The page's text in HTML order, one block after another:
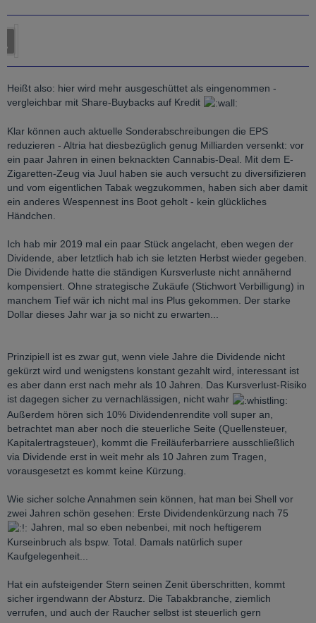
Heißt also: hier wird mehr ausgeschüttet als eingenommen -
vergleichbar mit Share-Buybacks auf Kredit
Klar können auch aktuelle Sonderabschreibungen die EPS
reduzieren - Altria hat diesbezüglich genug Milliarden versenkt: vor
ein paar Jahren in einen beknackten Cannabis-Deal. Mit dem E-
Zigaretten-Zeug via Juul haben sie auch versucht zu diversifizieren
und vom eigentlichen Tabak wegzukommen, haben sich aber damit
ein anderes Wespennest ins Boot geholt - kein glückliches
Händchen.
Ich hab mir 2019 mal ein paar Stück angelacht, eben wegen der
Dividende, aber letztlich hab ich sie letzten Herbst wieder gegeben.
Die Dividende hatte die ständigen Kursverluste nicht annähernd
kompensiert. Ohne strategische Zukäufe (Stichwort Verbilligung) in
manchem Tief wär ich nicht mal ins Plus gekommen. Der starke
Dollar dieses Jahr war ja so nicht zu erwarten...
Prinzipiell ist es zwar gut, wenn viele Jahre die Dividende nicht
gekürzt wird und wenigstens konstant gezahlt wird, interessant ist
es aber dann erst nach mehr als 10 Jahren. Das Kursverlust-Risiko
ist dagegen sicher zu vernachlässigen, nicht wahr
Außerdem hören sich 10% Dividendenrendite voll super an,
betrachtet man aber noch die steuerliche Seite (Quellensteuer,
Kapitalertragsteuer), kommt die Freiläuferbarriere ausschließlich
via Dividende erst in weit mehr als 10 Jahren zum Tragen,
vorausgesetzt es kommt keine Kürzung.
Wie sicher solche Annahmen sein können, hat man bei Shell vor
zwei Jahren schön gesehen: Erste Dividendenkürzung nach 75
Jahren, mal so eben nebenbei, mit noch heftigerem
Kurseinbruch als bspw. Total. Damals natürlich super
Kaufgelegenheit...
Hat ein aufsteigender Stern seinen Zenit überschritten, kommt
sicher irgendwann der Absturz. Die Tabakbranche, ziemlich
verrufen, und auch der Raucher selbst ist steuerlich gern